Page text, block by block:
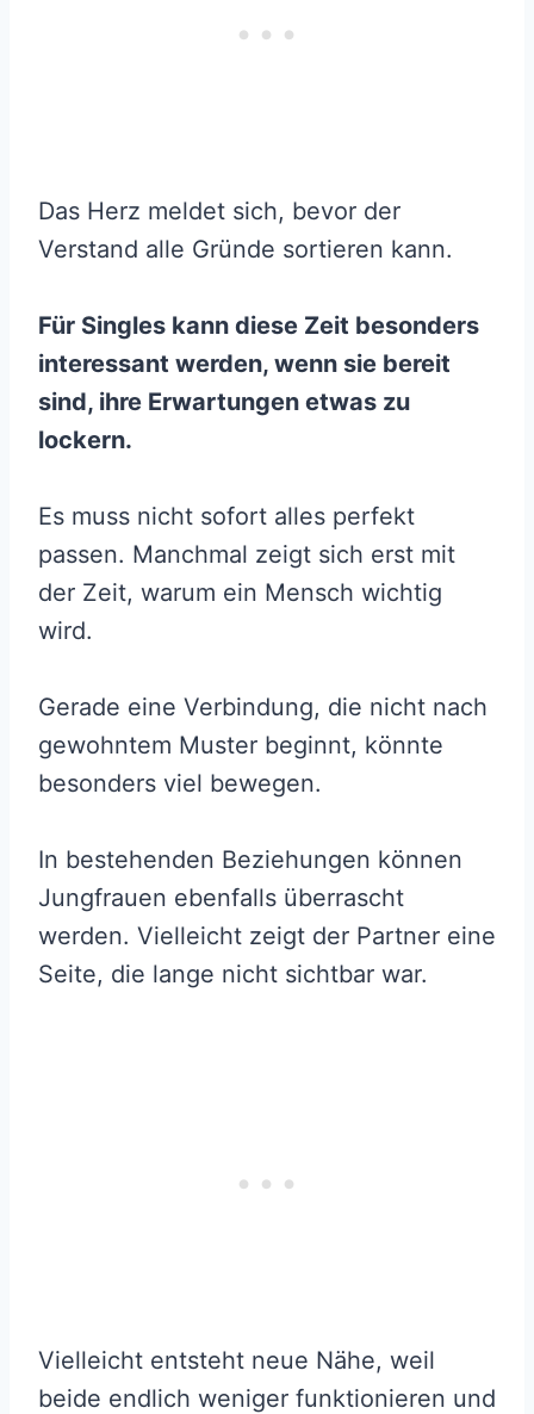
Das Herz meldet sich, bevor der
Verstand alle Gründe sortieren kann.
Für Singles kann diese Zeit besonders
interessant werden, wenn sie bereit
sind, ihre Erwartungen etwas zu
lockern.
Es muss nicht sofort alles perfekt
passen. Manchmal zeigt sich erst mit
der Zeit, warum ein Mensch wichtig
wird.
Gerade eine Verbindung, die nicht nach
gewohntem Muster beginnt, könnte
besonders viel bewegen.
In bestehenden Beziehungen können
Jungfrauen ebenfalls überrascht
werden. Vielleicht zeigt der Partner eine
Seite, die lange nicht sichtbar war.
Vielleicht entsteht neue Nähe, weil
beide endlich weniger funktionieren und